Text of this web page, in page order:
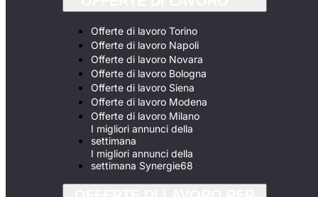
Offerte di lavoro Torino
Offerte di lavoro Napoli
Offerte di lavoro Novara
Offerte di lavoro Bologna
Offerte di lavoro Siena
Offerte di lavoro Modena
Offerte di lavoro Milano
I migliori annunci della
settimana
I migliori annunci della
settimana Synergie68